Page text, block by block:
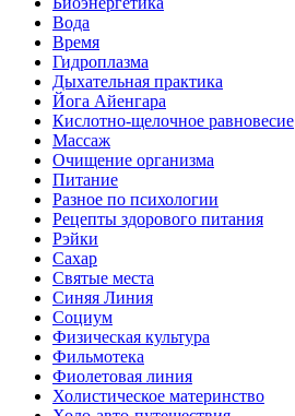
Вода
Время
Гидроплазма
Дыхательная практика
Йога Айенгара
Кислотно-щелочное равновесие
Массаж
Очищение организма
Питание
Разное по психологии
Рецепты здорового питания
Рэйки
Сахар
Святые места
Синяя Линия
Социум
Физическая культура
Фильмотека
Фиолетовая линия
Холистическое материнство